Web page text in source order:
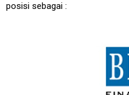
posisi sebagai :